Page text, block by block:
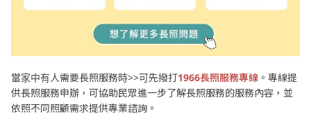
當家中有人需要長照服務時>>可先撥打1966長照服務專線 。專線提
供長照服務申辦，可協助民眾進一步了解長照服務的服務內容，並
依照不同照顧需求提供專業諮詢。